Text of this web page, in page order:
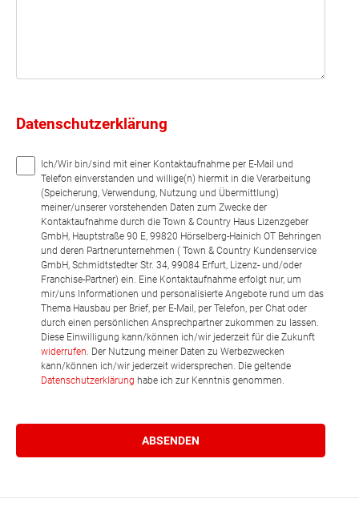
Datenschutzerklärung
Ich/Wir bin/sind mit einer Kontaktaufnahme per E-Mail und
Telefon einverstanden und willige(n) hiermit in die Verarbeitung
(Speicherung, Verwendung, Nutzung und Übermittlung)
meiner/unserer vorstehenden Daten zum Zwecke der
Kontaktaufnahme durch die Town & Country Haus Lizenzgeber
GmbH, Hauptstraße 90 E, 99820 Hörselberg-Hainich OT Behringen
und deren Partnerunternehmen ( Town & Country Kundenservice
GmbH, Schmidtstedter Str. 34, 99084 Erfurt, Lizenz- und/oder
Franchise-Partner) ein. Eine Kontaktaufnahme erfolgt nur, um
mir/uns Informationen und personalisierte Angebote rund um das
Thema Hausbau per Brief, per E-Mail, per Telefon, per Chat oder
durch einen persönlichen Ansprechpartner zukommen zu lassen.
Diese Einwilligung kann/können ich/wir jederzeit für die Zukunft
widerrufen . Der Nutzung meiner Daten zu Werbezwecken
kann/können ich/wir jederzeit widersprechen. Die geltende
Datenschutzerklärung habe ich zur Kenntnis genommen.